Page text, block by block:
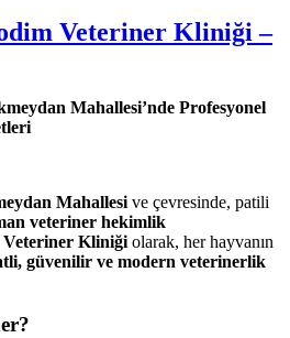
Veteriner Kliniği –
Mahallesi’nde Profesyonel
Mahallesive çevresinde, patili
veteriner hekimlik
Veteriner Kliniğiolarak, her hayvanın
güvenilir ve modern veterinerlik